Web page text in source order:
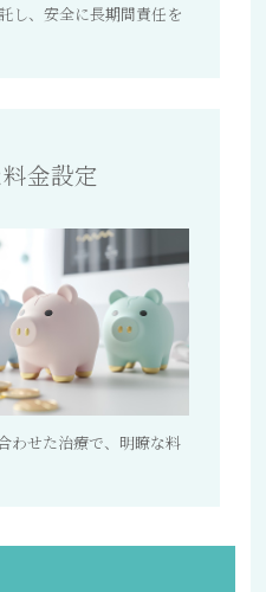
し、安全に長期間責任を
金設定
わせた治療で、明瞭な料